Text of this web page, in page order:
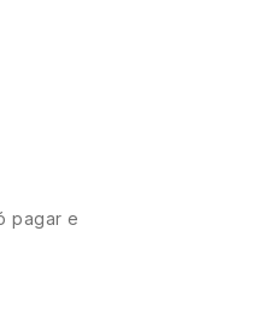
pagar e